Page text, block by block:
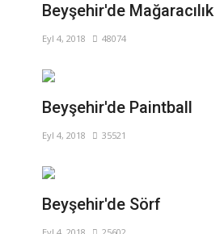
Beyşehir'de Mağaracılık
Eyl 4, 2018 48074
Beyşehir'de Paintball
Eyl 4, 2018 35521
Beyşehir'de Sörf